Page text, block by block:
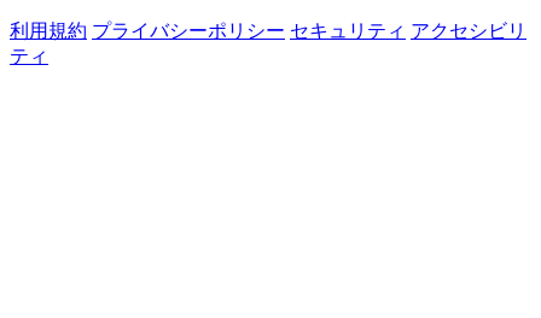
利用規約 プライバシーポリシー セキュリティ アクセシビリ
ティ